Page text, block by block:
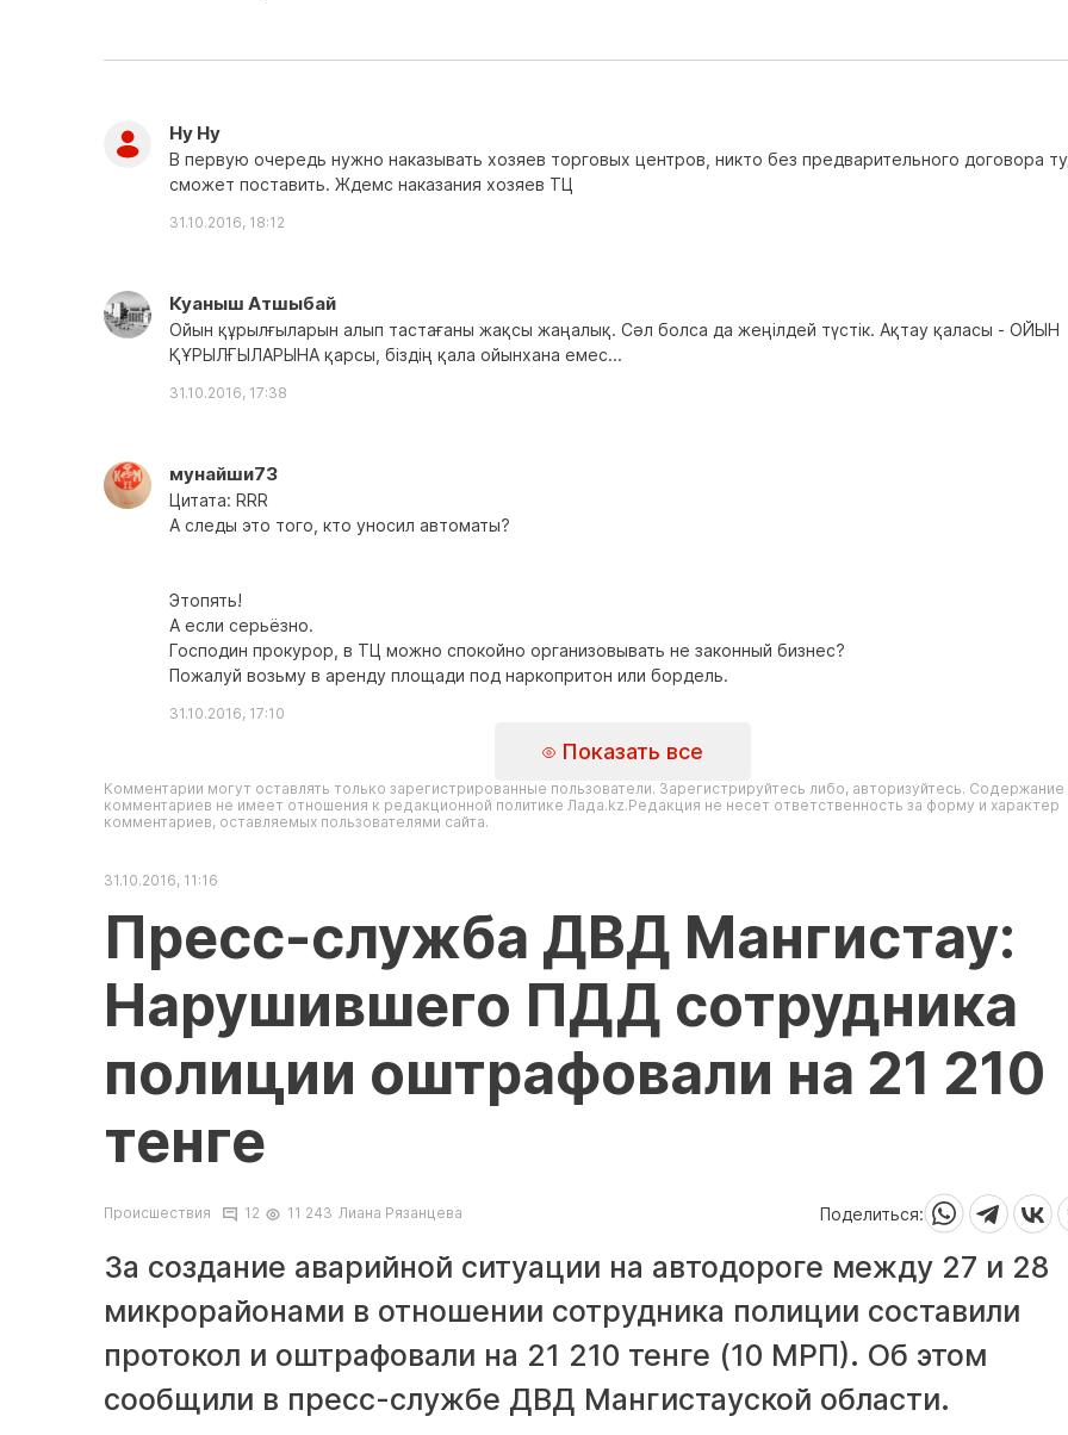
Ну Ну
В первую очередь нужно наказывать хозяев торговых центров, никто без предварительного договора
сможет поставить. Ждемс наказания хозяев ТЦ
31.10.2016, 18:12
Куаныш Атшыбай
Ойын құрылғыларын алып тастағаны жақсы жаңалық. Сәл болса да жеңілдей түстік. Ақтау қаласы - ОЙЫН
ҚҰРЫЛҒЫЛАРЫНА қарсы, біздің қала ойынхана емес...
31.10.2016, 17:38
мунайши73
Цитата: RRR
А следы это того, кто уносил автоматы?
Этопять!
А если серьёзно.
Господин прокурор, в ТЦ можно спокойно организовывать не законный бизнес?
Пожалуй возьму в аренду площади под наркопритон или бордель.
31.10.2016, 17:10
Показать все
Комментарии могут оставлять только зарегистрированные пользователи. Зарегистрируйтесь либо, авторизуйтесь. Содержание
комментариев не имеет отношения к редакционной политике Лада.kz.Редакция не несет ответственность за форму и характер
комментариев, оставляемых пользователями сайта.
31.10.2016, 11:16
Пресс-служба ДВД Мангистау:
Нарушившего ПДД сотрудника
полиции оштрафовали на 21 210
тенге
Происшествия 12 11 243 Лиана Рязанцева Поделиться:
За создание аварийной ситуации на автодороге между 27 и 28
микрорайонами в отношении сотрудника полиции составили
протокол и оштрафовали на 21 210 тенге (10 МРП). Об этом
сообщили в пресс-службе ДВД Мангистауской области.